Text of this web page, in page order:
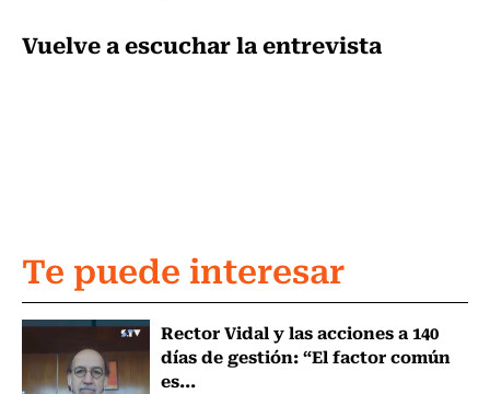
Vuelve a escuchar la entrevista
Te puede interesar
Rector Vidal y las acciones a 140
días de gestión: “El factor común
es...